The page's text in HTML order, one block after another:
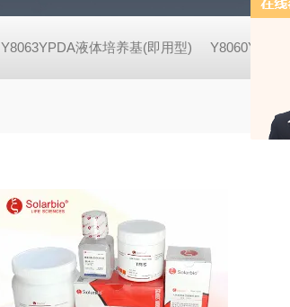
Y8063YPDA液体培养基(即用型) Y8060YPDA